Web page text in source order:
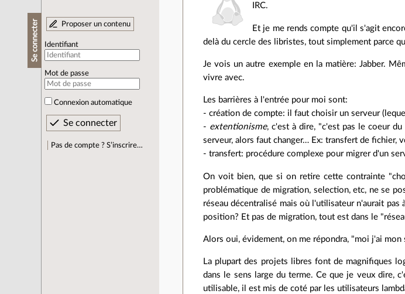
Se connecter Proposer un contenu
Identifiant
Mot de passe
Connexion automatique
Pas de compte ? S’inscrire…
IRC.
Et je me rends compte qu'il s'agit
delà du cercle des libristes, tout simplement parce
Je vois un autre exemple en la matière: Jabber.
vivre avec.
Les barrières à l'entrée pour moi sont:
- création de compte: il faut choisir un serveur
- extentionisme, c'est à dire, "c'est pas le coeur
serveur, alors faut changer… Ex: transfert de fichier,
- transfert: procédure complexe pour migrer d'un
On voit bien, que si on retire cette contrainte
problématique de migration, selection, etc, ne se
réseau décentralisé mais où l'utilisateur n'aurait
position? Et pas de migration, tout est dans le
Alors oui, évidement, on me répondra, "moi j'ai
La plupart des projets libres font de magnifiques
dans le sens large du terme. Ce que je veux dire,
utilisable, il est mis de coté par les utilisateurs